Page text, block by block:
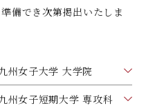
学科 人間基礎学専
備でき次第掲出いたしま
州女子大学 大学院
州女子短期大学 専攻科